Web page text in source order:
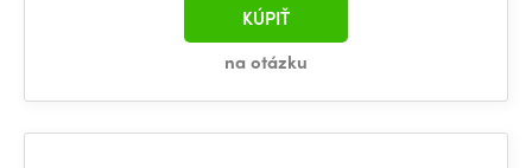
na otázku
KÚPIŤ